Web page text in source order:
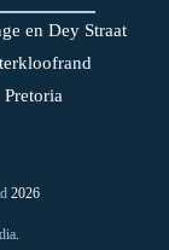
en Dey Straat
Pretoria
2026
.